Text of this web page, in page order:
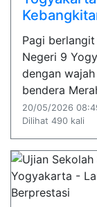
Pagi
Negeri 9
dengan
bendera
20/05/2026
Dilihat 490 kali